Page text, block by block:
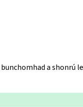
a shonrú